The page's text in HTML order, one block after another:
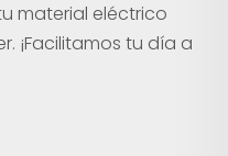
material eléctrico
¡Facilitamos tu día a